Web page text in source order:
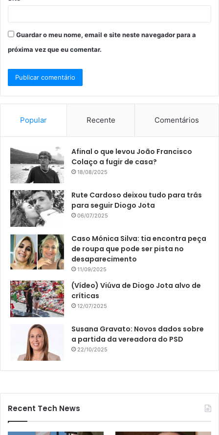
Guardar o meu nome, email e site neste navegador para a
próxima vez que eu comentar.
Popular Recente Comentários
Afinal o que levou João Francisco
Colaço a fugir de casa?
18/08/2025
Rute Cardoso deixou tudo para trás
para seguir Diogo Jota
06/07/2025
Caso Mónica Silva: tia encontra peça
de roupa que pode ser pista no
desaparecimento
11/09/2025
(Vídeo) Viúva de Diogo Jota alvo de
críticas
12/07/2025
Susana Gravato: Novos dados sobre
a partida da vereadora do PSD
22/10/2025
Recent Tech News